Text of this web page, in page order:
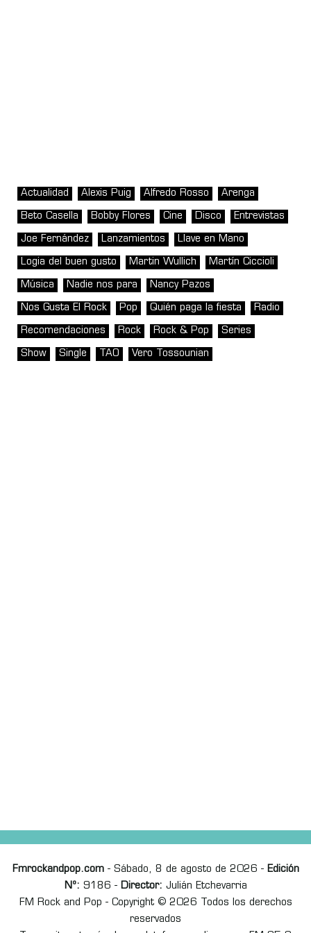
Actualidad Alexis Puig Alfredo Rosso Arenga
Beto Casella Bobby Flores Cine Disco Entrevistas
Joe Fernández Lanzamientos Llave en Mano
Logia del buen gusto Martin Wullich Martín Ciccioli
Música Nadie nos para Nancy Pazos
Nos Gusta El Rock Pop Quién paga la fiesta Radio
Recomendaciones Rock Rock & Pop Series
Show Single TAO Vero Tossounian
Fmrockandpop.com- Sábado, 8 de agosto de 2026 - Edición
Nº: 9186 - Director: Julián Etchevarria
FM Rock and Pop - Copyright © 2026 Todos los derechos
reservados